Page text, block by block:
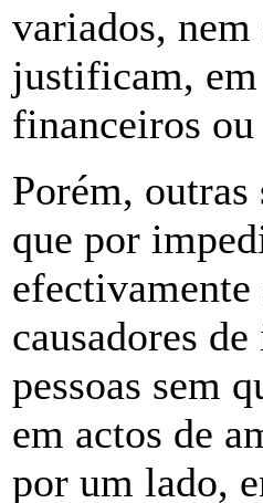
variados, nem
justificam, em
financeiros ou
Porém,
que por
efectivamente
causadores
pessoas sem
em actos de
por um lado,